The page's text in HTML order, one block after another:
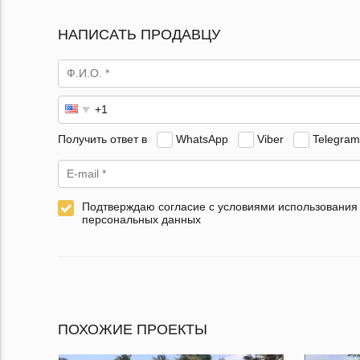
НАПИСАТЬ ПРОДАВЦУ
Получить ответ в WhatsApp Viber Telegram
Подтверждаю согласие с условиями использования
персональных данных
ПОХОЖИЕ ПРОЕКТЫ